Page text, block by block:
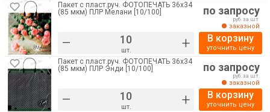
Пакет с пласт.руч. ФОТОПЕЧАТЬ 36х34
(85 мкм) ПЛР Мелани [10/100]
– шт. +
по запросу
руб. за шт.
заказной
В корзину
уточнить цену
Пакет с пласт.руч. ФОТОПЕЧАТЬ 36х34
(85 мкм) ПЛР Энди [10/100]
– шт. +
по запросу
руб. за шт.
заказной
В корзину
уточнить цену